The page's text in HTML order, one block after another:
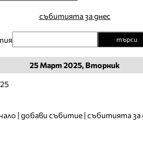
събитията за днес
търси
25 Март 2025, Вторник
| добави събитие | събитията за